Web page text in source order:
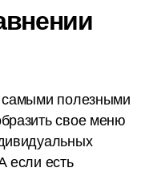
самыми полезными
свое меню
если есть